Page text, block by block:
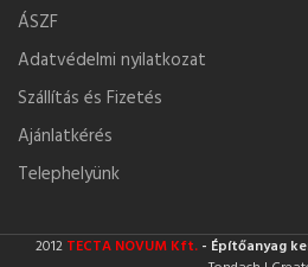
ÁSZF
Adatvédelmi nyilatkozat
Szállítás és Fizetés
Ajánlatkérés
Telephelyünk
2012 TECTA NOVUM Kft. - Építőanyag